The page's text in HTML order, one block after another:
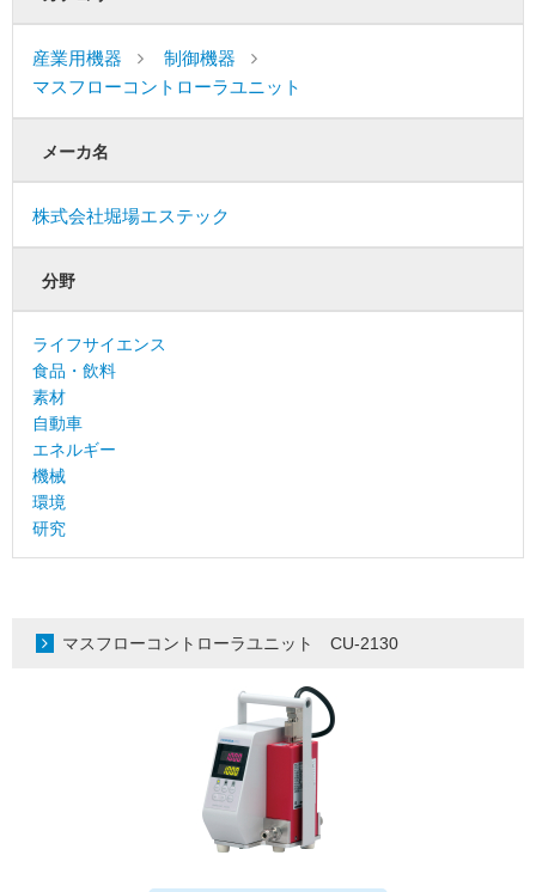
産業用機器
制御機器
マスフローコントローラユニット
メーカ名
株式会社堀場エステック
分野
ライフサイエンス
食品・飲料
素材
自動車
エネルギー
機械
環境
研究
マスフローコントローラユニット CU-2130